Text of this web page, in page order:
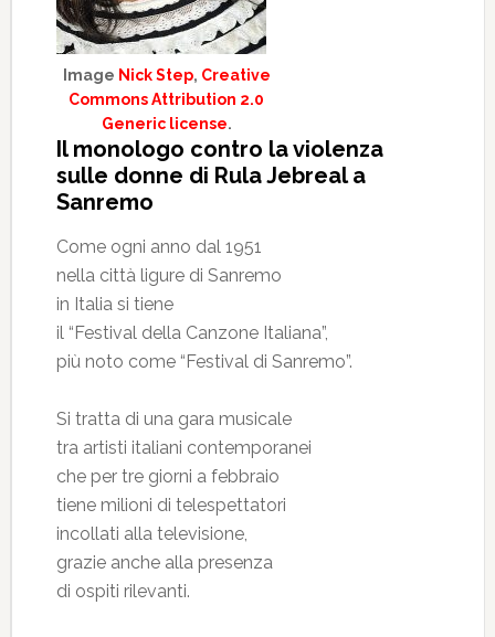
Image Nick Step, Creative
Commons Attribution 2.0
Generic license.
Il monologo contro la violenza
sulle donne di Rula Jebreal a
Sanremo
Come ogni anno dal 1951
nella città ligure di Sanremo
in Italia si tiene
il “Festival della Canzone Italiana”,
più noto come “Festival di Sanremo”.
Si tratta di una gara musicale
tra artisti italiani contemporanei
che per tre giorni a febbraio
tiene milioni di telespettatori
incollati alla televisione,
grazie anche alla presenza
di ospiti rilevanti.